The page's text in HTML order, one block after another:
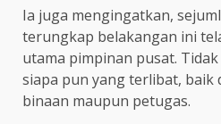
Ia juga mengingatkan,
terungkap belakangan ini
utama pimpinan pusat.
siapa pun yang terlibat, baik
binaan maupun petugas.